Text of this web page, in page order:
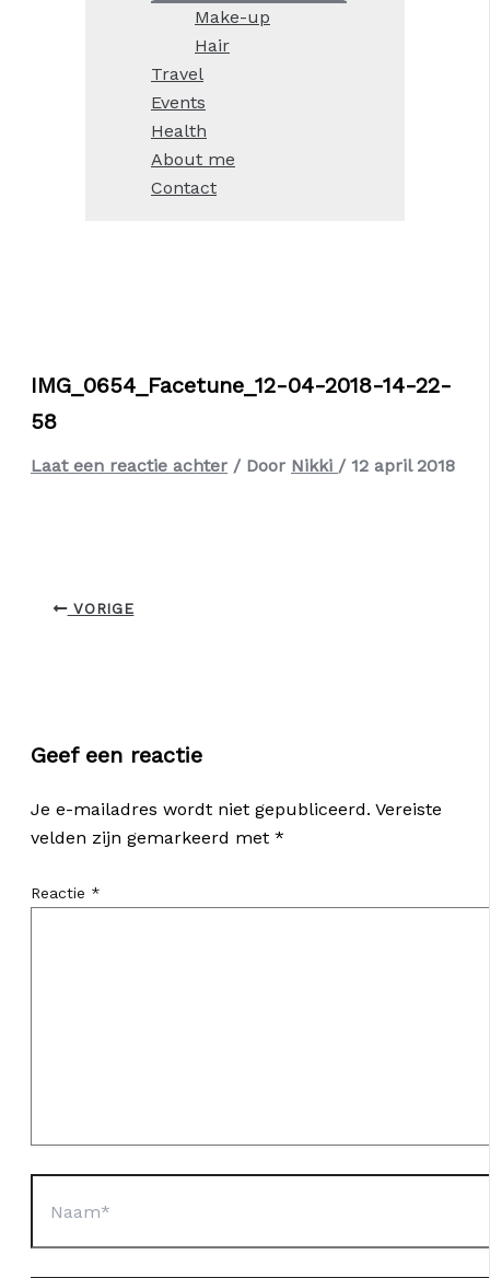
Make-up
Hair
Travel
Events
Health
About me
Contact
IMG_0654_Facetune_12-04-2018-14-22-
58
Laat een reactie achter / Door Nikki / 12 april 2018
VORIGE
Geef een reactie
Je e-mailadres wordt niet gepubliceerd. Vereiste
velden zijn gemarkeerd met *
Reactie *